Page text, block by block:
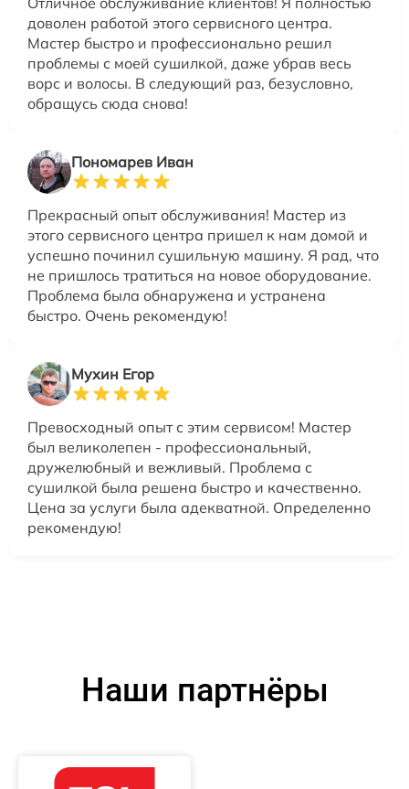
доволен работой этого сервисного центра.
Мастер быстро и профессионально решил
проблемы с моей сушилкой, даже убрав весь
ворс и волосы. В следующий раз, безусловно,
обращусь сюда снова!
Пономарев Иван
Прекрасный опыт обслуживания! Мастер из
этого сервисного центра пришел к нам домой и
успешно починил сушильную машину. Я рад, что
не пришлось тратиться на новое оборудование.
Проблема была обнаружена и устранена
быстро. Очень рекомендую!
Мухин Егор
Превосходный опыт с этим сервисом! Мастер
был великолепен - профессиональный,
дружелюбный и вежливый. Проблема с
сушилкой была решена быстро и качественно.
Цена за услуги была адекватной. Определенно
рекомендую!
Наши партнёры